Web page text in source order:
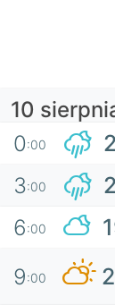
10
0:00
3:00
6:00
9:00